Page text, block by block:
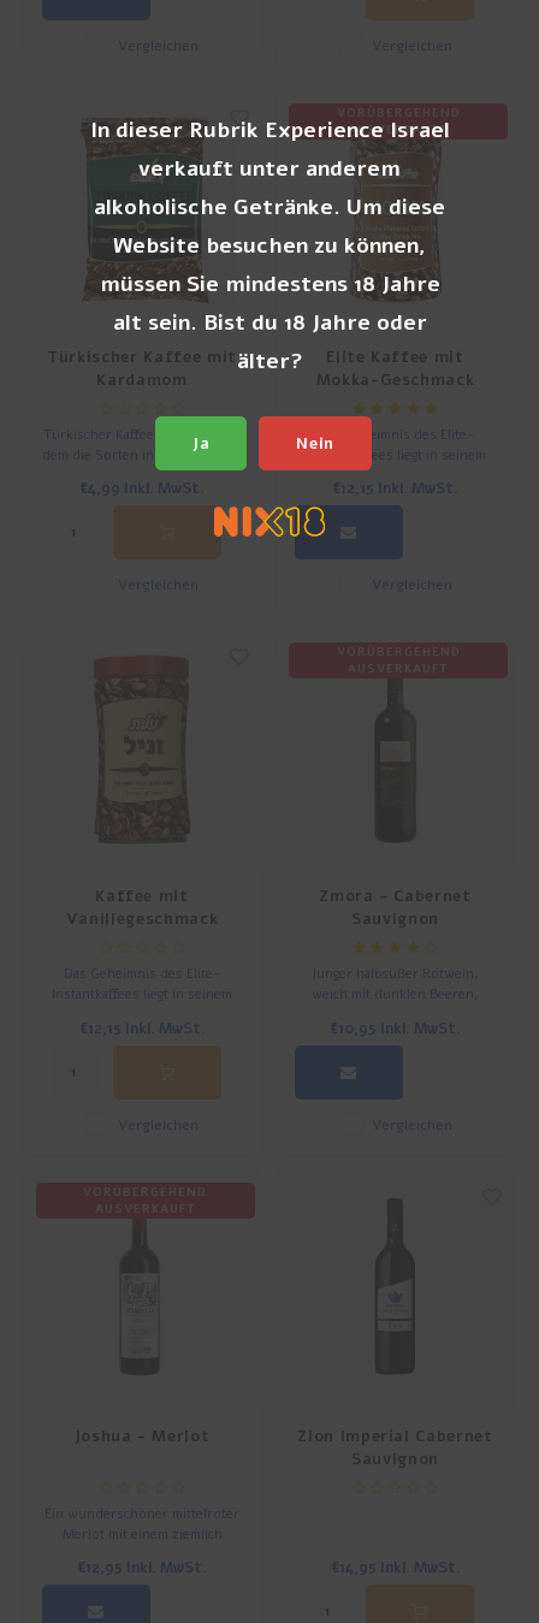
Vergleichen Vergleichen
Türkischer Kaffee mit
Kardamom
Türkischer Kaffee ist Kaffee, bei
dem die Sorten in der Mischung
einer einzigartigen Röstung
unterzogen werden, um einen
typischen Geschmack und ein
typisches Aroma zu erzeugen,
gemischt und zu einem Pulver
€4,99 Inkl. MwSt.
Vergleichen
VORÜBERGEHEND
AUSVERKAUFT
Elite Kaffee mit
Mokka-Geschmack
(Instant)
Das Geheimnis des Elite-
Instantkaffees liegt in seinem
einzigartigen und raffinierten
Geschmack.
€12,15 Inkl. MwSt.
Vergleichen
Kaffee mit
Vanillegeschmack
Das Geheimnis des Elite-
Instantkaffees liegt in seinem
Geschmack.
€12,15 Inkl. MwSt.
Vergleichen
VORÜBERGEHEND
AUSVERKAUFT
Zmora - Cabernet
Sauvignon
Junger halbsüßer Rotwein,
weich mit dunklen Beeren,
Marmeladennoten in Aroma und
€10,95 Inkl. MwSt.
Vergleichen
VORÜBERGEHEND
AUSVERKAUFT
Joshua - Merlot
Ein wunderschöner mittelroter
Merlot mit einem ziemlich
€12,95 Inkl. MwSt.
Zion Imperial Cabernet
Sauvignon
€14,95 Inkl. MwSt.
In dieser Rubrik Experience Israel
verkauft unter anderem
alkoholische Getränke. Um diese
Website besuchen zu können,
müssen Sie mindestens 18 Jahre
alt sein. Bist du 18 Jahre oder
älter?
Ja Nein